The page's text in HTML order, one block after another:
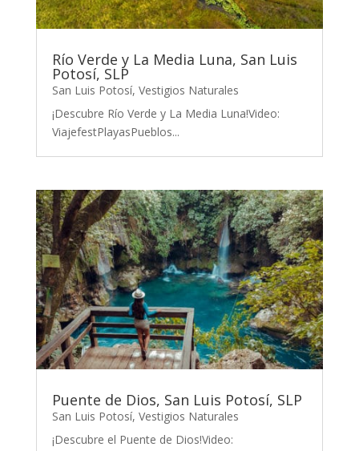
Río Verde y La Media Luna, San Luis
Potosí, SLP
San Luis Potosí, Vestigios Naturales
¡Descubre Río Verde y La Media Luna!Video:
ViajefestPlayasPueblos...
Puente de Dios, San Luis Potosí, SLP
San Luis Potosí, Vestigios Naturales
¡Descubre el Puente de Dios!Video: